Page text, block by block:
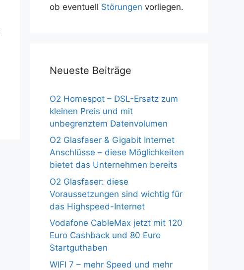
ob eventuell Störungen vorliegen.
Neueste Beiträge
O2 Homespot – DSL-Ersatz zum
kleinen Preis und mit
unbegrenztem Datenvolumen
O2 Glasfaser & Gigabit Internet
Anschlüsse – diese Möglichkeiten
bietet das Unternehmen bereits
O2 Glasfaser: diese
Voraussetzungen sind wichtig für
das Highspeed-Internet
Vodafone CableMax jetzt mit 120
Euro Cashback und 80 Euro
Startguthaben
WIFI 7 – mehr Speed und mehr